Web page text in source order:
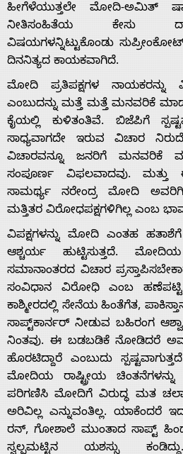
ಹೀಗೆಳೆಯುತ್ತಲೇ ಮೋದಿ-ಅಮಿತ್ ಷಾ
ನೀತಿಸಂಹಿತೆಯ ಕೇಸು
ವಿಷಯಗಳನ್ನಿಟ್ಟುಕೊಂಡು
ದಿನನಿತ್ಯದ ಕಾಯಕವಾಗಿದೆ.
ಮೋದಿ ಪ್ರತಿಪಕ್ಷಗಳ ನಾಯಕರನ್ನು
ಎಂಬುದನ್ನು ಮತ್ತೆ ಮತ್ತೆ ಮನವರಿಕೆ
ಕೈಯಲ್ಲಿ ಕುಳಿತಂತಿವೆ. ಬಿಜೆಪಿಗೆ
ಸಾಧ್ಯವಾಗದೇ ಇರುವ ವಿಚಾರ
ವಿಚಾರವನ್ನೂ ಜನರಿಗೆ ಮನವರಿಕೆ
ಸಂಪೂರ್ಣ ವಿಫಲವಾದವು.
ಸಾಮರ್ಥ್ಯ ನರೇಂದ್ರ ಮೋದಿ
ಮತ್ತಿತರ ವಿರೋಧಪಕ್ಷಗಳಿಗಿಲ್ಲ ಎಂಬ
ವಿಪಕ್ಷಗಳನ್ನು ಮೋದಿ ಎಂತಹ ಹತಾಶೆಗೆ
ಆಶ್ಚರ್ಯ ಹುಟ್ಟಿಸುತ್ತದೆ.
ಸಮಾನಾಂತರದ ವಿಚಾರ
ಸಂವಿಧಾನ ವಿರೋಧಿ ಎಂಬ ಹಣೆಪಟ್ಟಿ
ಕಾಶ್ಮೀರದಲ್ಲಿ ಸೇನೆಯ ಹಿಂತೆಗೆತ,
ಸಾಪ್ಟ್‌ಕಾರ್ನರ್ ನೀಡುವ ಬಹಿರಂಗ
ನಿಂತವು. ಈ ಬಡಬಡಿಕೆ ನೋಡಿದರೆ
ಹೊರಟಿದ್ದಾರೆ ಎಂಬುದು
ಮೋದಿಯ ರಾಷ್ಟ್ರೀಯ
ಪರಿಗಣಿಸಿ ಮೋದಿಗೆ ವಿರುದ್ಧ ಮತ
ಅರಿವಿಲ್ಲ ಎನ್ನುವಂತಿಲ್ಲ. ಯಾಕೆಂದರೆ
ರನ್, ಗೋಶಾಲೆ ಮುಂತಾದ ಸಾಪ್ಟ್
ಸ್ವಲ್ಪಮಟ್ಟಿನ ಯಶಸ್ಸು